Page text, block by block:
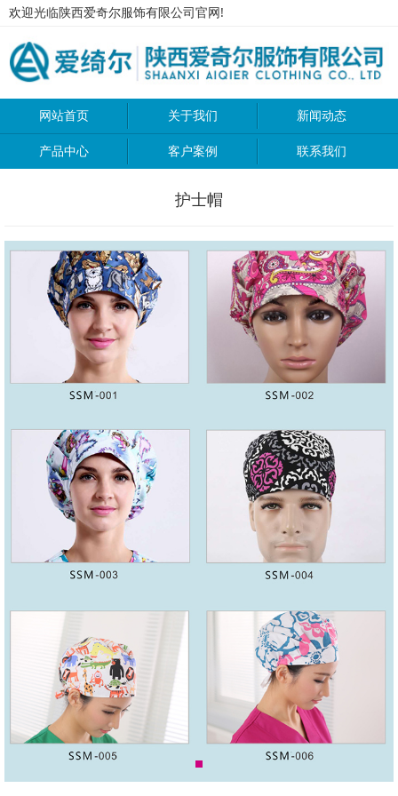
欢迎光临陕西爱奇尔服饰有限公司官网!
网站首页 关于我们 新闻动态
产品中心 客户案例 联系我们
护士帽